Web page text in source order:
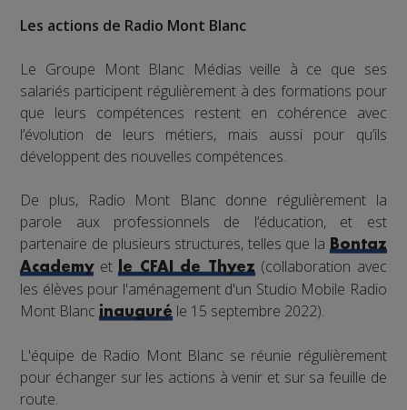
Les actions de Radio Mont Blanc
Le Groupe Mont Blanc Médias veille à ce que ses
salariés participent régulièrement à des formations pour
que leurs compétences restent en cohérence avec
l’évolution de leurs métiers, mais aussi pour qu’ils
développent des nouvelles compétences.
De plus, Radio Mont Blanc donne régulièrement la
parole aux professionnels de l’éducation, et est
partenaire de plusieurs structures, telles que la
Bontaz
Academyet le CFAI de Thyez(collaboration avec
les élèves pour l'aménagement d'un Studio Mobile Radio
Mont Blancinauguré le 15 septembre 2022).
L'équipe de Radio Mont Blanc se réunie régulièrement
pour échanger sur les actions à venir et sur sa feuille de
route.